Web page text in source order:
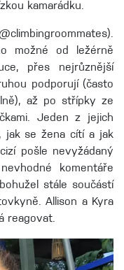
kamarádku.
možné od ležérně
přes nejrůznější
podporují (často
až po střípky ze
Jeden z jejich
jak se žena cítí a jak
pošle nevyžádaný
komentáře
stále součástí
Allison a Kyra
reagovat.